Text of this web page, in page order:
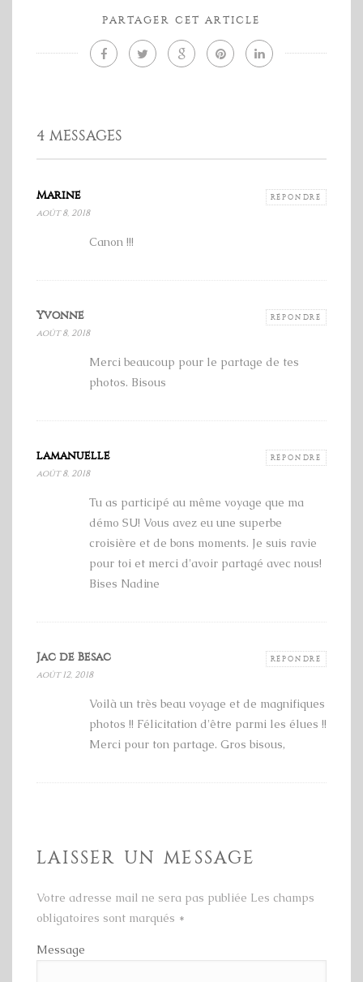
PARTAGER CET ARTICLE
4 MESSAGES
Marine RÉPONDRE
août 8, 2018
Canon !!!
Yvonne RÉPONDRE
août 8, 2018
Merci beaucoup pour le partage de tes
photos. Bisous
lamanuelle RÉPONDRE
août 8, 2018
Tu as participé au même voyage que ma
démo SU! Vous avez eu une superbe
croisière et de bons moments. Je suis ravie
pour toi et merci d'avoir partagé avec nous!
Bises Nadine
Jac de Besac RÉPONDRE
août 12, 2018
Voilà un très beau voyage et de magnifiques
photos !! Félicitation d'être parmi les élues !!
Merci pour ton partage. Gros bisous,
LAISSER UN MESSAGE
Votre adresse mail ne sera pas publiée Les champs
obligatoires sont marqués *
Message